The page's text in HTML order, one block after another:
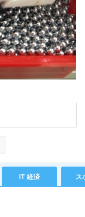
IT 経済 ス